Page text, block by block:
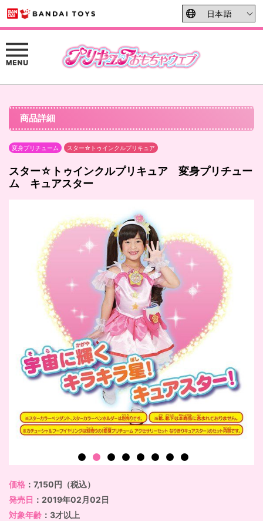
商品詳細
変身プリチューム スター☆トゥインクルプリキュア
スター☆トゥインクルプリキュア 変身プリチュー
ム キュアスター
価格 ：7,150円（税込）
発売日 ：2019年02月02日
対象年齢 ：3才以上